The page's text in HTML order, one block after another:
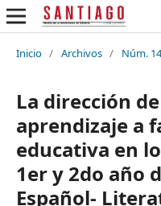
Inicio / Archivos / Núm.
La dirección
aprendizaje a
educativa en
1er y 2do año
Español-